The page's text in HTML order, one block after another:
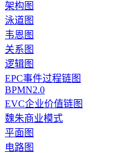
架构图
泳道图
韦恩图
关系图
逻辑图
EPC事件过程链图
BPMN2.0
EVC企业价值链图
魏朱商业模式
平面图
电路图